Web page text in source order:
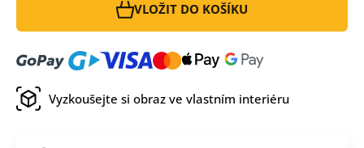
VLOŽIT DO KOŠÍKU
Vyzkoušejte si obraz ve vlastním interiéru